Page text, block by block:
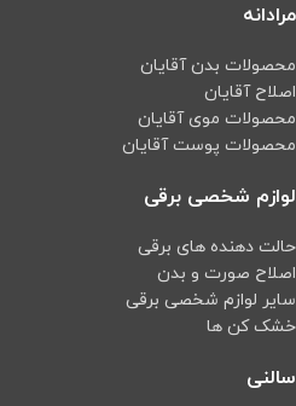
مرادانه
محصولات بدن آقایان
اصلاح آقایان
محصولات موی آقایان
محصولات پوست آقایان
لوازم شخصی برقی
حالت دهنده های برقی
اصلاح صورت و بدن
سایر لوازم شخصی برقی
خشک کن ها
سالنی